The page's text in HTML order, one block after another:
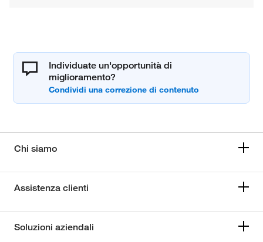
Individuate un'opportunità di
miglioramento?
Chi siamo
Assistenza clienti
Soluzioni aziendali